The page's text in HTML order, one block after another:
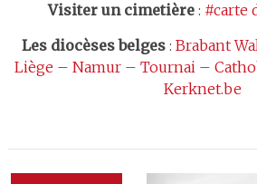
Visiter un cimetière: #carte
Les diocèses belges: Brabant
Liège – Namur– Tournai–
Kerknet.be